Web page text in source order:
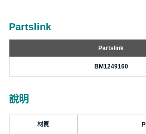
Partslink
Partslink
BM1249160
說明
材質